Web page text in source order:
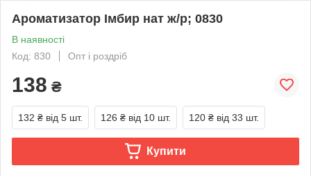
Ароматизатор Імбир нат ж/р; 0830
В наявності
Код: 830
Опт і роздріб
138 ₴
132 ₴ від 5 шт. 126 ₴ від 10 шт. 120 ₴ від 33 шт.
Купити